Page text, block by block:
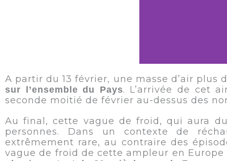
A partir du 13 février, une masse d’air plus
sur l’ensemble du Pays. L’arrivée de cet
seconde moitié de février au-dessus des
Au final, cette vague de froid, qui aura
personnes. Dans un contexte de
extrêmement rare, au contraire des
vague de froid de cette ampleur en